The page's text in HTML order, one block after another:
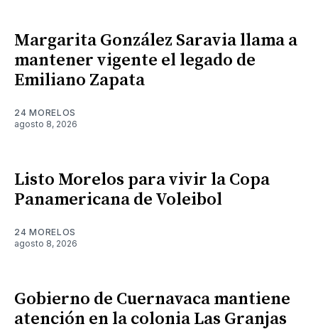
Margarita González Saravia llama a
mantener vigente el legado de
Emiliano Zapata
24 MORELOS
agosto 8, 2026
Listo Morelos para vivir la Copa
Panamericana de Voleibol
24 MORELOS
agosto 8, 2026
Gobierno de Cuernavaca mantiene
atención en la colonia Las Granjas